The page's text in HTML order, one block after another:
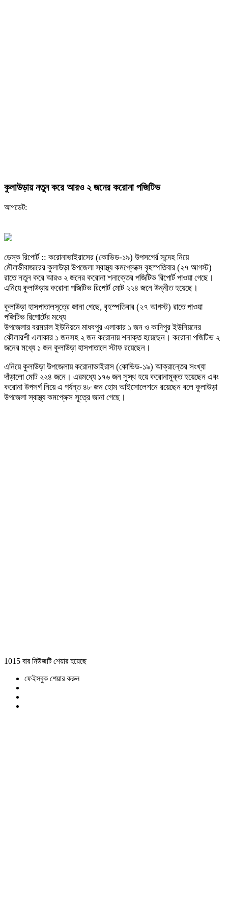
কুলাউড়ায় নতুন করে আরও ২ জনের করোনা পজিটিভ
আপডেট:
ডেস্ক রিপোর্ট :: করোনাভাইরাসের (কোভিড-১৯) উপসগের্র সন্দেহ নিয়ে
মৌলভীবাজারের কুলাউড়া উপজেলা স্বাস্থ্য কমপ্লেক্সে বৃহস্পতিবার (২৭ আগস্ট)
রাতে নতুন করে আরও ২ জনের করোনা শনাক্তের পজিটিভ রিপোর্ট পাওয়া গেছে।
এনিয়ে কুলাউড়ায় করোনা পজিটিভ রিপোর্ট মোট ২২৪ জনে উন্নীত হয়েছে।
কুলাউড়া হাসপাতালসূত্রে জানা গেছে, বৃহস্পতিবার (২৭ আগস্ট) রাতে পাওয়া
পজিটিভ রিপোর্টের মধ্যে
উপজেলার বরমচাল ইউনিয়নে মাধবপুর এলাকার ১ জন ও কাদিপুর ইউনিয়নের
কৌলারশী এলাকার ১ জনসহ ২ জন করোনায় শনাক্ত হয়েছেন। করোনা পজিটিভ ২
জনের মধ্যে ১ জন কুলাউড়া হাসপাতালে স্টাফ রয়েছেন।
এনিয়ে কুলাউড়া উপজেলায় করোনাভাইরাস (কোভিড-১৯) আক্রান্তের সংখ্যা
দাঁড়ালো মোট ২২৪ জনে। এরমধ্যে ১৭৬ জন সুস্থ হয়ে করোনামুক্ত হয়েছেন এবং
করোনা উপসর্গ নিয়ে এ পর্যন্ত ৪৮ জন হোম আইসোলেশনে রয়েছেন বলে কুলাউড়া
উপজেলা স্বাস্থ্য কমপ্লেক্স সূত্রে জানা গেছে।
1015 বার নিউজটি শেয়ার হয়েছে
ফেইসবুক শেয়ার করুন